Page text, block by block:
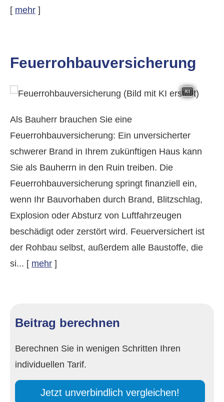
[ mehr ]
Feuerrohbauversicherung
KI
Als Bauherr brauchen Sie eine
Feuerrohbauversicherung: Ein unversicherter
schwerer Brand in Ihrem zukünftigen Haus kann
Sie als Bauherrn in den Ruin treiben. Die
Feuerrohbauversicherung springt finanziell ein,
wenn Ihr Bauvorhaben durch Brand, Blitzschlag,
Explosion oder Absturz von Luftfahrzeugen
beschädigt oder zerstört wird. Feuerversichert ist
der Rohbau selbst, außerdem alle Baustoffe, die
si... [ mehr ]
Beitrag berechnen
Berechnen Sie in wenigen Schritten Ihren
individuellen Tarif.
Jetzt unverbindlich ver­gleichen!